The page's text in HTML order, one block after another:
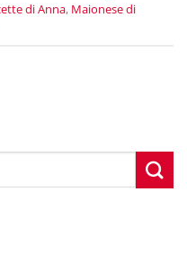
di Anna, Maionese di